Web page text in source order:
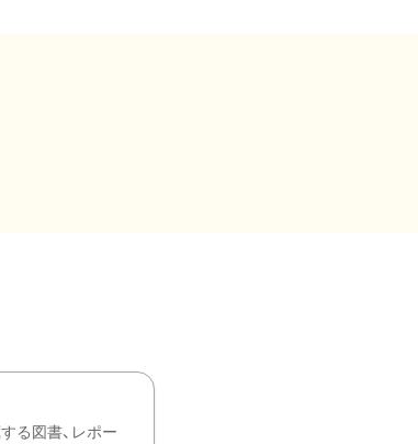
る図書、レポー